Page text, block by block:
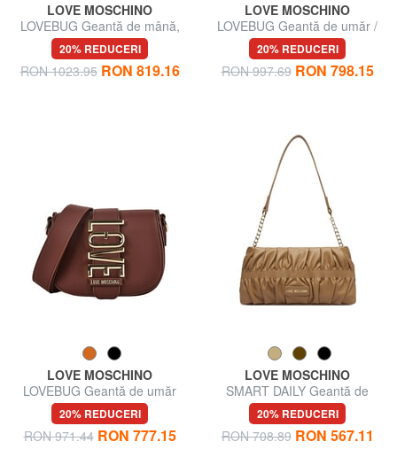
LOVE MOSCHINO
LOVEBUG Geantă de mână,
cu curea de umăr
20% REDUCERI
RON 1023.95 RON 819.16
LOVE MOSCHINO
LOVEBUG Geantă de umăr /
geantă crossbody
20% REDUCERI
RON 997.69 RON 798.15
LOVE MOSCHINO
LOVEBUG Geantă de umăr
mini
20% REDUCERI
RON 971.44 RON 777.15
LOVE MOSCHINO
SMART DAILY Geantă de
umăr
20% REDUCERI
RON 708.89 RON 567.11